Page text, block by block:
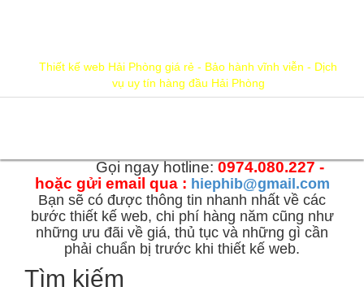
Thiết kế web Hải Phòng giá rẻ - Bảo hành vĩnh viễn - Dịch
vụ uy tín hàng đầu Hải Phòng
Gọi ngay hotline:0974.080.227 -
hoặc gửi email qua : hiephib@gmail.com
Bạn sẽ có được thông tin nhanh nhất về các
bước thiết kế web, chi phí hàng năm cũng như
những ưu đãi về giá, thủ tục và những gì cần
phải chuẩn bị trước khi thiết kế web.
Tìm kiếm